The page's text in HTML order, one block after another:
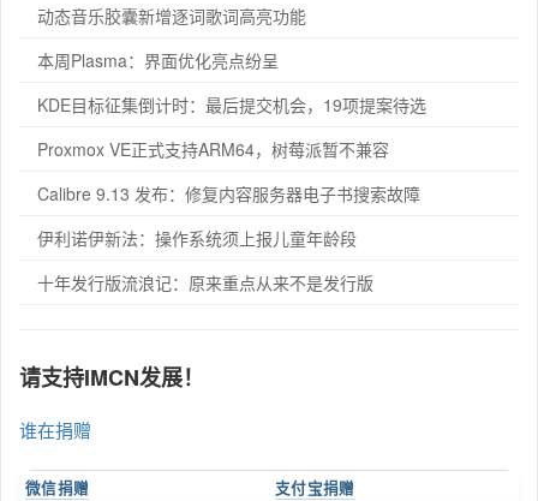
动态音乐胶囊新增逐词歌词高亮功能
本周Plasma：界面优化亮点纷呈
KDE目标征集倒计时：最后提交机会，19项提案待选
Proxmox VE正式支持ARM64，树莓派暂不兼容
Calibre 9.13 发布：修复内容服务器电子书搜索故障
伊利诺伊新法：操作系统须上报儿童年龄段
十年发行版流浪记：原来重点从来不是发行版
请支持IMCN发展！
谁在捐赠
微信捐赠 支付宝捐赠